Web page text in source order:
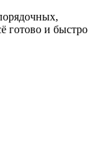
готово и быстро